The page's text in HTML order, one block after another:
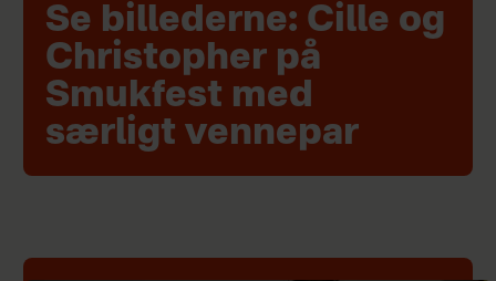
Se billederne: Cille og
Christopher på
Smukfest med
særligt vennepar